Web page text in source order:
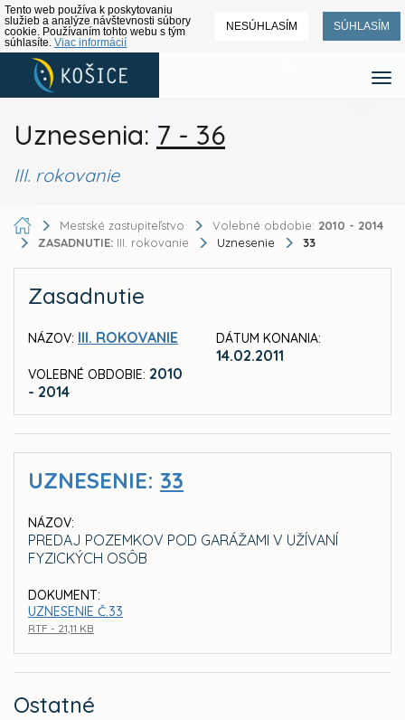
Tento web používa k poskytovaniu
služieb a analýze návštevnosti súbory
cookie. Používaním tohto webu s tým
súhlasíte. Viac informácií
NESÚHLASÍM SÚHLASÍM
Uznesenia: 7 - 36
III. rokovanie
Mestské zastupiteľstvo Volebné obdobie: 2010 - 2014
ZASADNUTIE: III. rokovanie Uznesenie 33
Zasadnutie
NÁZOV: III. ROKOVANIE
VOLEBNÉ OBDOBIE: 2010
- 2014
DÁTUM KONANIA:
14.02.2011
UZNESENIE: 33
NÁZOV:
PREDAJ POZEMKOV POD GARÁŽAMI V UŽÍVANÍ
FYZICKÝCH OSÔB
DOKUMENT:
UZNESENIE Č.33
RTF - 21,11 KB
Ostatné